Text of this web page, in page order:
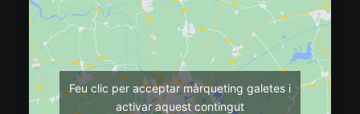
Feu clic per acceptar màrqueting galetes i
activar aquest contingut